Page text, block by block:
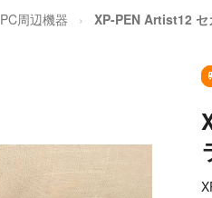
PC周辺機器 XP-PEN Artist12 セ